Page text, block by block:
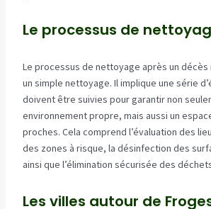
Le processus de
Le processus de nettoyage après un décès
un simple nettoyage. Il implique une série
doivent être suivies pour garantir non
environnement propre, mais aussi un
proches. Cela comprend l’évaluation des
des zones à risque, la désinfection des
ainsi que l’élimination sécurisée des
Les villes autour de